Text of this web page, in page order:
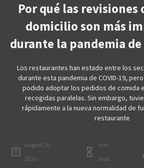
Por qué las revisiones
domicilio son más
durante la pandemia de
Los restaurantes han estado entre los
durante esta pandemia de COVID-19,
podido adoptar los pedidos de comida
recogidas paralelas. Sin embargo,
rápidamente a la nueva normalidad de
restaurante
August 20,
2020
min
read